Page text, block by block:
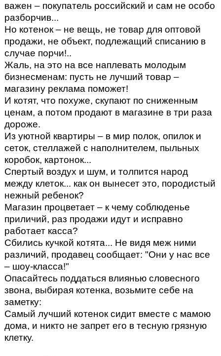
важен – покупатель российский и сам не особо
разборчив...
Но котенок – не вещь, не товар для оптoвой
продажи, не объект, подлежащий списанию в
случае порчи!..
Жаль, на это на все наплевать молодым
бизнесменам: пусть не лучший товар –
магазину реклама поможет!
И котят, что похуже, скупают по сниженным
ценам, а потом продают в магазине в три раза
дороже.
Из уютной квартиры – в мир полок, опилок и
сеток, стеллажей с наполнителем, пыльных
коробок, картонок...
Спертый воздух и шум, и толпится народ
между клеток... как он вынесет это, породистый
нежный ребенок?
Магазин процветает – к чему соблюденье
приличий, раз продажи идут и исправно
работает касса?
Сбились кучкой котята... Не видя меж ними
различий, продавец сообщает: "Они у нас все
– шоу-класса!"
Опасайтесь поддаться влиянью словесного
звона, выбирая котенка, возьмите себе на
заметку:
Самый лучший котенок сидит вместе с мамою
дома, и никто не запрет его в тесную грязную
клетку.